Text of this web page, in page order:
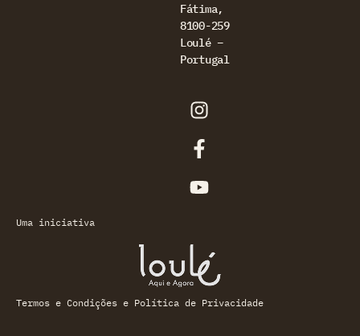
Fátima,
8100-259
Loulé –
Portugal
Uma iniciativa
Termos e Condições e Política de Privacidade